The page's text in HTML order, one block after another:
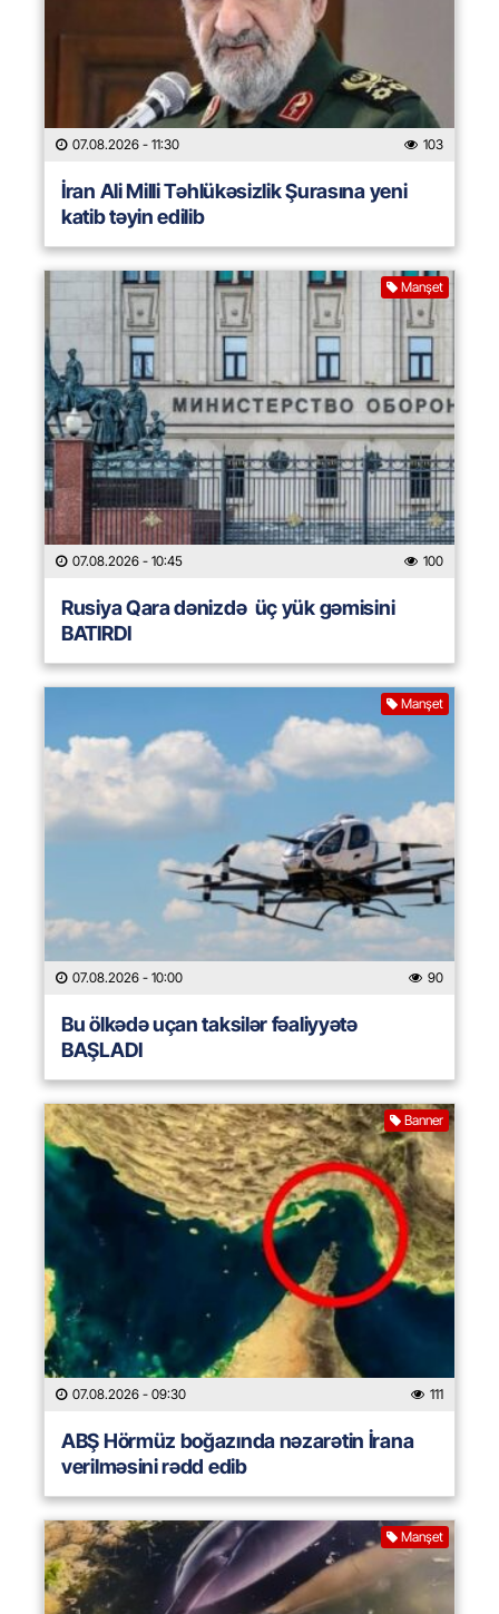
07.08.2026 - 11:30 103
İran Ali Milli Təhlükəsizlik Şurasına yeni
katib təyin edilib
Manşet
07.08.2026 - 10:45 100
Rusiya Qara dənizdə üç yük gəmisini
BATIRDI
Manşet
07.08.2026 - 10:00 90
Bu ölkədə uçan taksilər fəaliyyətə
BAŞLADI
Banner
07.08.2026 - 09:30 111
ABŞ Hörmüz boğazında nəzarətin İrana
verilməsini rədd edib
Manşet